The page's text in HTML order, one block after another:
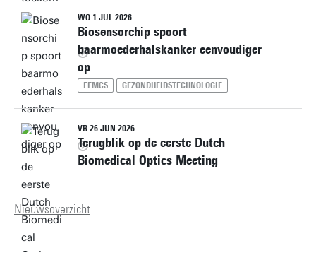
WO 1 JUL 2026
Biosensorchip spoort
baarmoederhalskanker eenvoudiger
op
EEMCS GEZONDHEIDSTECHNOLOGIE
VR 26 JUN 2026
Terugblik op de eerste Dutch
Biomedical Optics Meeting
Nieuwsoverzicht